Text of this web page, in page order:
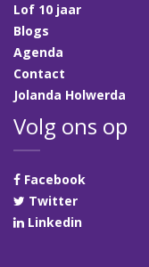
Lof 10 jaar
Blogs
Agenda
Contact
Jolanda Holwerda
Volg ons op
Facebook
Twitter
Linkedin